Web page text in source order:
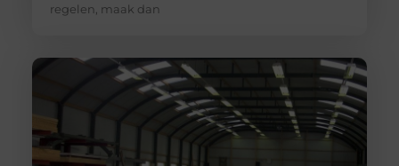
regelen, maak dan